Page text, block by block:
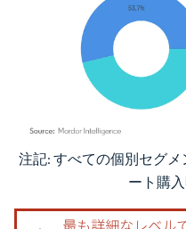
画像 © Mordor Intelligence。再利
注記: すべての個別セグ
ート購